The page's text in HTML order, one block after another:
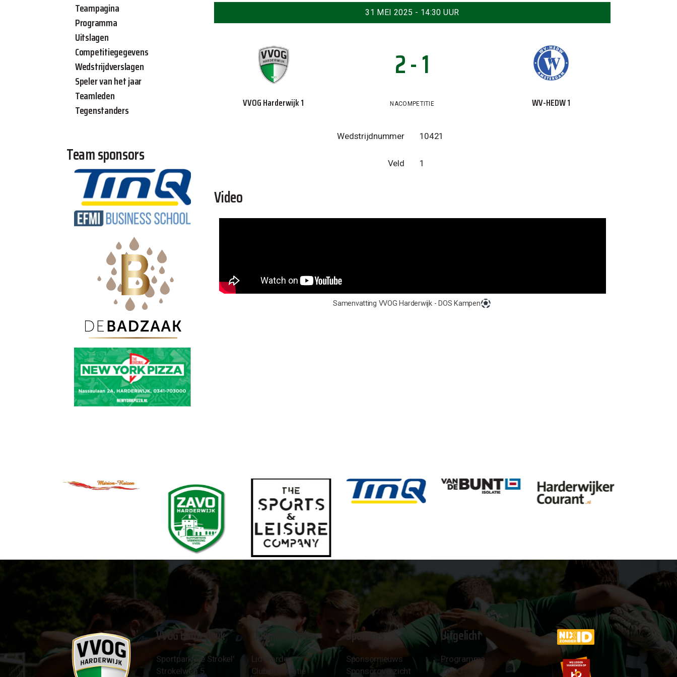
31 MEI 2025 - 14:30 UUR
2 - 1
VVOG Harderwijk 1 NACOMPETITIE WV-HEDW 1
Wedstrijdnummer 10421
Veld 1
Video
Samenvatting VVOG Harderwijk - DOS Kampen
Teampagina
Programma
Uitslagen
Competitiegegevens
Wedstrijdverslagen
Speler van het jaar
Teamleden
Tegenstanders
Team sponsors
VVOG Harderwijk
Sportpark 'De Strokel'
Strokelweg 5
Clubinformatie
Lid worden
Clubinformatie
Sponsors
Sponsornieuws
Sponsoroverzicht
Uitgelicht
Programma
ZAVO